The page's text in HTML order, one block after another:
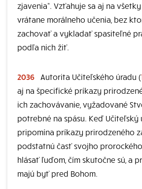
zjavenia“. Vzťahuje sa aj na
vrátane morálneho učenia, bez
zachovať a vykladať spasiteľné
podľa nich žiť.
2036 Autorita Učiteľského úradu (
aj na špecifické príkazy
ich zachovávanie, vyžadované
potrebné na spásu. Keď Učiteľský
pripomína príkazy prirodzeného
podstatnú časť svojho
hlásať ľuďom, čím skutočne sú, a
majú byť pred Bohom.